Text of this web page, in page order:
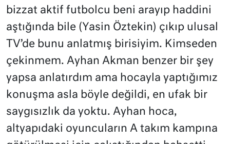
bizzat aktif futbolcu beni arayıp haddini
aştığında bile (Yasin Öztekin) çıkıp ulusal
TV’de bunu anlatmış birisiyim. Kimseden
çekinmem. Ayhan Akman benzer bir şey
yapsa anlatırdım ama hocayla yaptığımız
konuşma asla böyle değildi, en ufak bir
saygısızlık da yoktu. Ayhan hoca,
altyapıdaki oyuncuların A takım kampına